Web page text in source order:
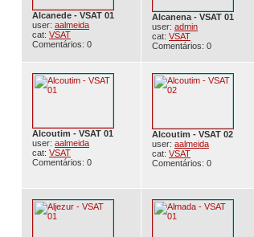
Alcanede - VSAT 01
user: aalmeida
cat: VSAT
Comentários: 0
Alcanena - VSAT 01
user: admin
cat: VSAT
Comentários: 0
Alcoutim - VSAT 01
user: aalmeida
cat: VSAT
Comentários: 0
Alcoutim - VSAT 02
user: aalmeida
cat: VSAT
Comentários: 0